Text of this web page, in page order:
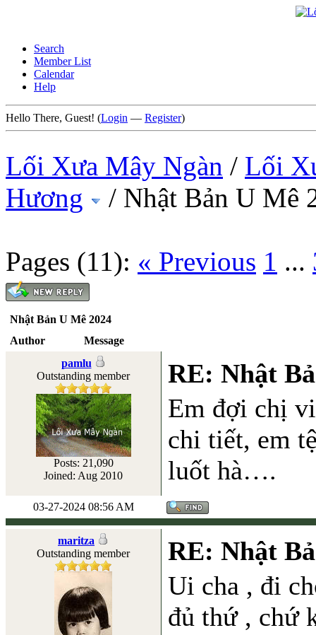
Search
Member List
Calendar
Help
Hello There, Guest! (Login — Register)
Lối Xưa Mây Ngàn / Lối
Hương
/ Nhật Bản U Mê
Pages (11): « Previous 1 ...
Nhật Bản U Mê 2024
Author
Message
pamlu
Outstanding member
Posts: 21,090
Joined: Aug 2010
RE: Nhật
Em đợi chị
chi tiết, em
luốt hà….
03-27-2024 08:56 AM
maritza
Outstanding member
RE: Nhật
Ui cha , đi
đủ thứ , chứ